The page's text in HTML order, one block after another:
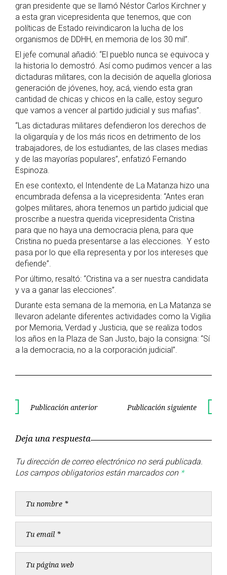
gran presidente que se llamó Néstor Carlos Kirchner y
a esta gran vicepresidenta que tenemos, que con
políticas de Estado reivindicaron la lucha de los
organismos de DDHH, en memoria de los 30 mil”.
El jefe comunal añadió: “El pueblo nunca se equivoca y
la historia lo demostró. Así como pudimos vencer a las
dictaduras militares, con la decisión de aquella gloriosa
generación de jóvenes, hoy, acá, viendo esta gran
cantidad de chicas y chicos en la calle, estoy seguro
que vamos a vencer al partido judicial y sus mafias”.
“Las dictaduras militares defendieron los derechos de
la oligarquía y de los más ricos en detrimento de los
trabajadores, de los estudiantes, de las clases medias
y de las mayorías populares”, enfatizó Fernando
Espinoza.
En ese contexto, el Intendente de La Matanza hizo una
encumbrada defensa a la vicepresidenta: “Antes eran
golpes militares, ahora tenemos un partido judicial que
proscribe a nuestra querida vicepresidenta Cristina
para que no haya una democracia plena, para que
Cristina no pueda presentarse a las elecciones. Y esto
pasa por lo que ella representa y por los intereses que
defiende”.
Por último, resaltó: “Cristina va a ser nuestra candidata
y va a ganar las elecciones”.
Durante esta semana de la memoria, en La Matanza se
llevaron adelante diferentes actividades como la Vigilia
por Memoria, Verdad y Justicia, que se realiza todos
los años en la Plaza de San Justo, bajo la consigna: “Sí
a la democracia, no a la corporación judicial”.
Navegación
entradas
Publicación anterior Publicación siguiente
Deja una respuesta
Tu dirección de correo electrónico no será publicada.
Los campos obligatorios están marcados con *